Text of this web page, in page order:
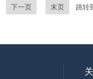
下一页 末页 跳转